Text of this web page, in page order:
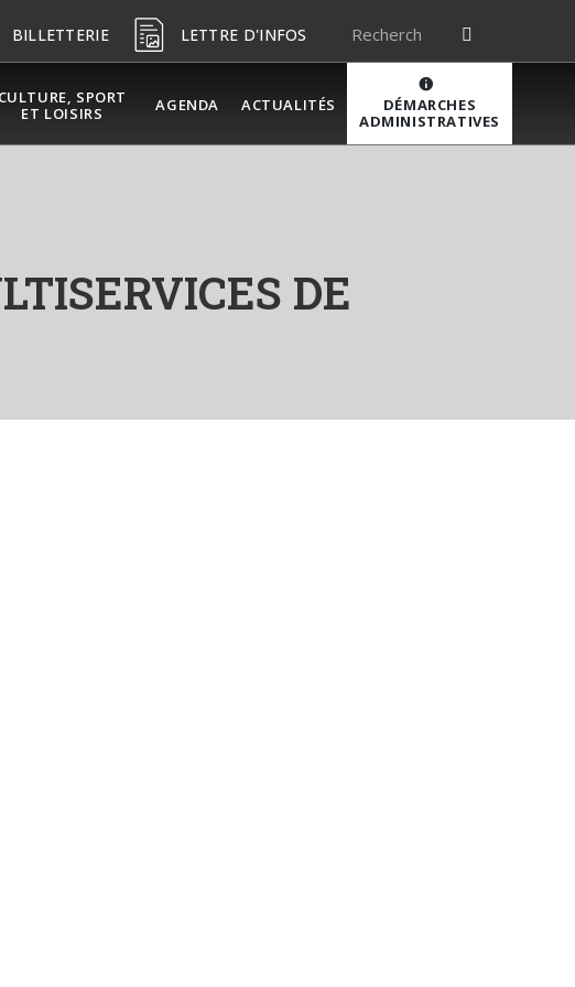
BILLETTERIE LETTRE D'INFOS
CULTURE, SPORT
ET LOISIRS
AGENDA ACTUALITÉS
DÉMARCHES
ADMINISTRATIVES
DE